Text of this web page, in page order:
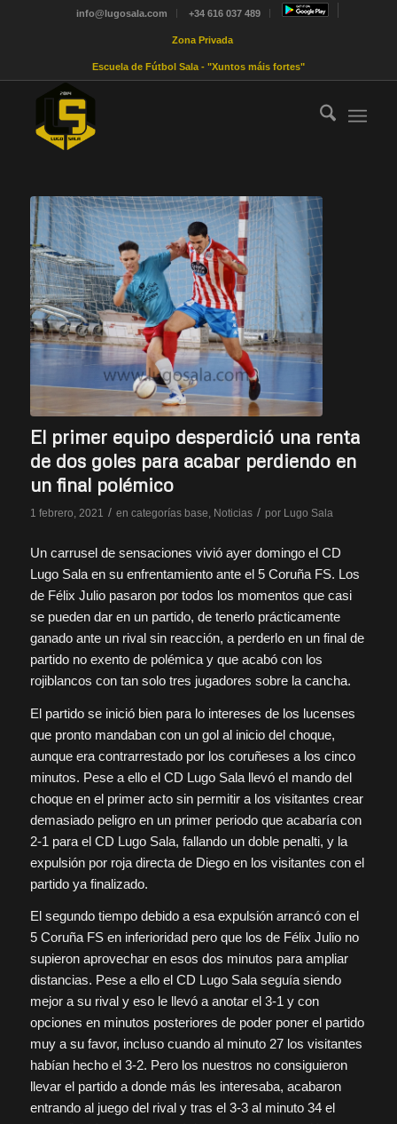
info@lugosala.com +34 616 037 489
Zona Privada
Escuela de Fútbol Sala - "Xuntos máis fortes"
El primer equipo desperdició una renta
de dos goles para acabar perdiendo en
un final polémico
1 febrero, 2021 / en categorías base, Noticias / por Lugo Sala
Un carrusel de sensaciones vivió ayer domingo el CD
Lugo Sala en su enfrentamiento ante el 5 Coruña FS. Los
de Félix Julio pasaron por todos los momentos que casi
se pueden dar en un partido, de tenerlo prácticamente
ganado ante un rival sin reacción, a perderlo en un final de
partido no exento de polémica y que acabó con los
rojiblancos con tan solo tres jugadores sobre la cancha.
El partido se inició bien para lo intereses de los lucenses
que pronto mandaban con un gol al inicio del choque,
aunque era contrarrestado por los coruñeses a los cinco
minutos. Pese a ello el CD Lugo Sala llevó el mando del
choque en el primer acto sin permitir a los visitantes crear
demasiado peligro en un primer periodo que acabaría con
2-1 para el CD Lugo Sala, fallando un doble penalti, y la
expulsión por roja directa de Diego en los visitantes con el
partido ya finalizado.
El segundo tiempo debido a esa expulsión arrancó con el
5 Coruña FS en inferioridad pero que los de Félix Julio no
supieron aprovechar en esos dos minutos para ampliar
distancias. Pese a ello el CD Lugo Sala seguía siendo
mejor a su rival y eso le llevó a anotar el 3-1 y con
opciones en minutos posteriores de poder poner el partido
muy a su favor, incluso cuando al minuto 27 los visitantes
habían hecho el 3-2. Pero los nuestros no consiguieron
llevar el partido a donde más les interesaba, acabaron
entrando al juego del rival y tras el 3-3 al minuto 34 el